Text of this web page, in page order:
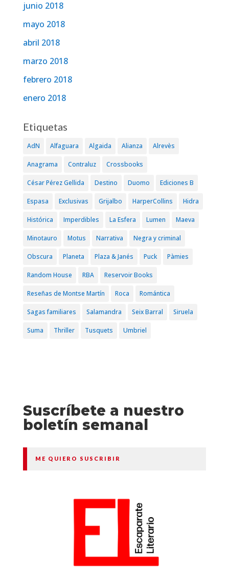
junio 2018
mayo 2018
abril 2018
marzo 2018
febrero 2018
enero 2018
Etiquetas
AdN Alfaguara Algaida Alianza Alrevès
Anagrama Contraluz Crossbooks
César Pérez Gellida Destino Duomo Ediciones B
Espasa Exclusivas Grijalbo HarperCollins Hidra
Histórica Imperdibles La Esfera Lumen Maeva
Minotauro Motus Narrativa Negra y criminal
Obscura Planeta Plaza & Janés Puck Pàmies
Random House RBA Reservoir Books
Reseñas de Montse Martín Roca Romántica
Sagas familiares Salamandra Seix Barral Siruela
Suma Thriller Tusquets Umbriel
Suscríbete a nuestro
boletín semanal
ME QUIERO SUSCRIBIR